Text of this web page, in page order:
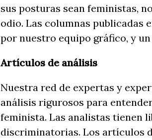
sus posturas sean feministas,
odio. Las columnas publicadas
por nuestro equipo gráfico, y
Artículos de análisis
Nuestra red de expertas y
análisis rigurosos para
feminista. Las analistas tienen
discriminatorias. Los artículos